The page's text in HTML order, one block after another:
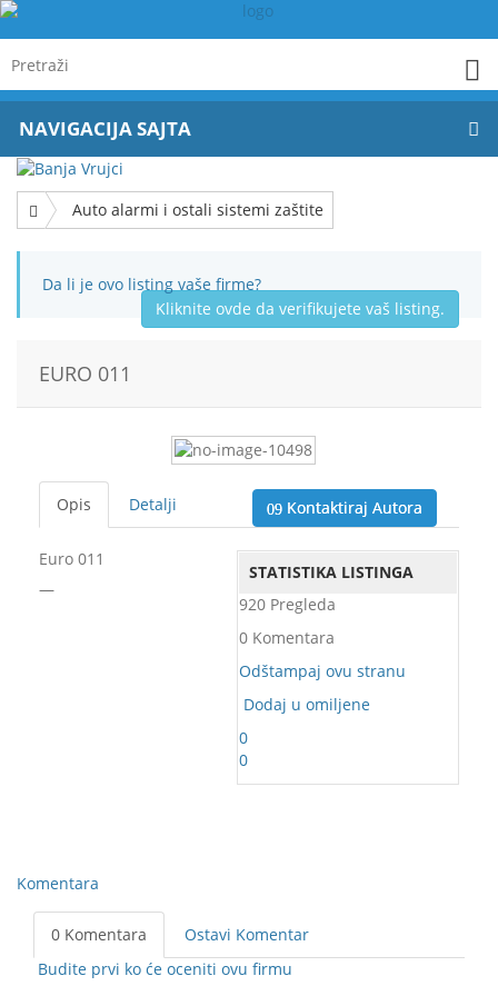
NAVIGACIJA SAJTA
Auto alarmi i ostali sistemi zaštite
Da li je ovo listing vaše firme?
Kliknite ovde da verifikujete vaš listing.
EURO 011
Kontaktiraj Autora
Opis Detalji
STATISTIKA LISTINGA
920 Pregleda
0 Komentara
Odštampaj ovu stranu
Dodaj u omiljene
0
0
Euro 011
—
Komentara
0 Komentara
Ostavi Komentar
Budite prvi ko će oceniti ovu firmu